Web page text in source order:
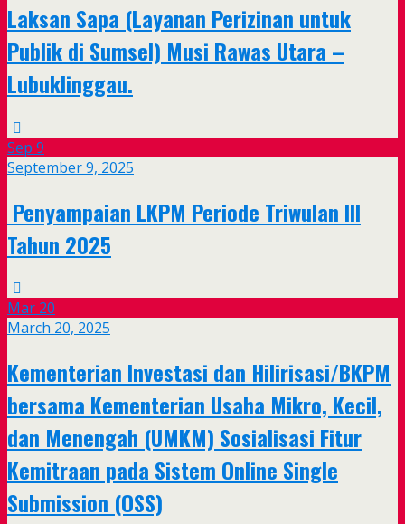
Laksan Sapa (Layanan Perizinan untuk
Publik di Sumsel) Musi Rawas Utara –
Lubuklinggau.
Sep 9
September 9, 2025
Penyampaian LKPM Periode Triwulan III
Tahun 2025
Mar 20
March 20, 2025
Kementerian Investasi dan Hilirisasi/BKPM
bersama Kementerian Usaha Mikro, Kecil,
dan Menengah (UMKM) Sosialisasi Fitur
Kemitraan pada Sistem Online Single
Submission (OSS)